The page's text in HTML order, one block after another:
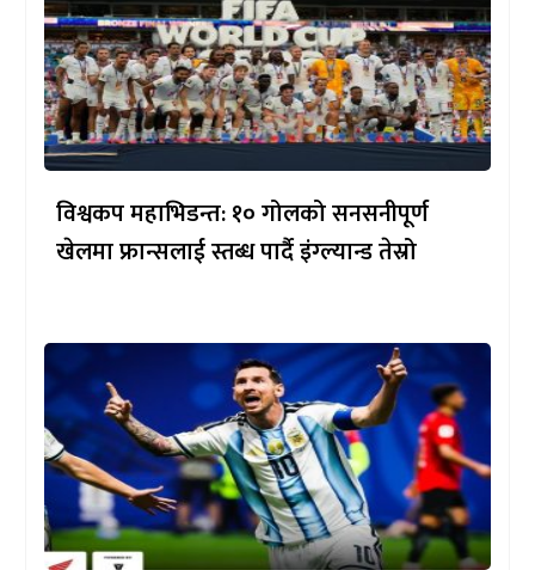
विश्वकप महाभिडन्त: १० गोलको सनसनीपूर्ण
खेलमा फ्रान्सलाई स्तब्ध पार्दै इंग्ल्यान्ड तेस्रो